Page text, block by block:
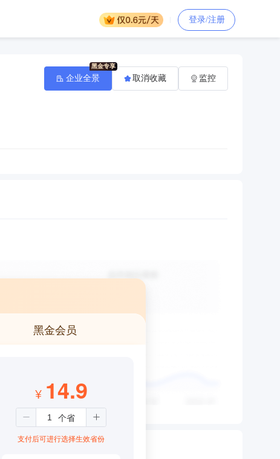
登录/注册
企业全景 取消收藏 监控
黑金会员
¥ 14.9
支付后可进行选择生效省份